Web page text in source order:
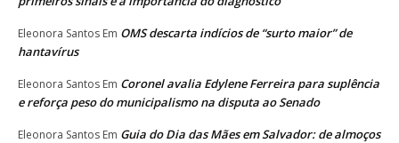
Eleonora Santos Em OMS descarta indícios de “surto maior” de
hantavírus
Eleonora Santos Em Coronel avalia Edylene Ferreira para suplência
e reforça peso do municipalismo na disputa ao Senado
Eleonora Santos Em Guia do Dia das Mães em Salvador: de almoços